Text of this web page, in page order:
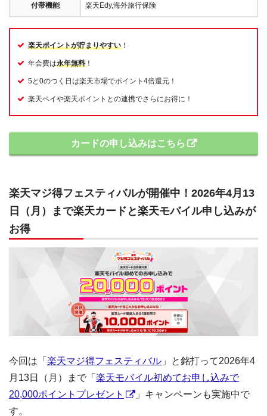
付帯機能 楽天Edy,海外旅行保険
楽天ポイントが貯まりやすい ！
年会費は永年無料 ！
5と0のつく日は楽天市場でポイント4倍還元！
楽天ペイや楽天ポイントとの連携でさらにお得に！
カードの申し込みはこちら
楽天マジ得フェスティバルが開催中！2026年4月13
日（月）まで楽天カードと楽天モバイル申し込みが
お得
今回は「 楽天マジ得フェスティバル 」と銘打って2026年4
月13日（月）まで「 楽天モバイル初めてお申し込みで
20,000ポイントプレゼント
」キャンペーンも実施中で
す。